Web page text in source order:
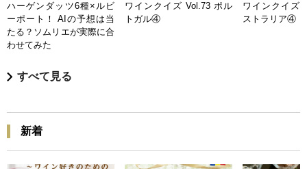
ハーゲンダッツ6種×ルビ
ーポート！ AIの予想は当
たる？ソムリエが実際に合
わせてみた
ワインクイズ Vol.73 ポル
トガル④
ワインクイズ
ストラリア④
すべて見る
新着